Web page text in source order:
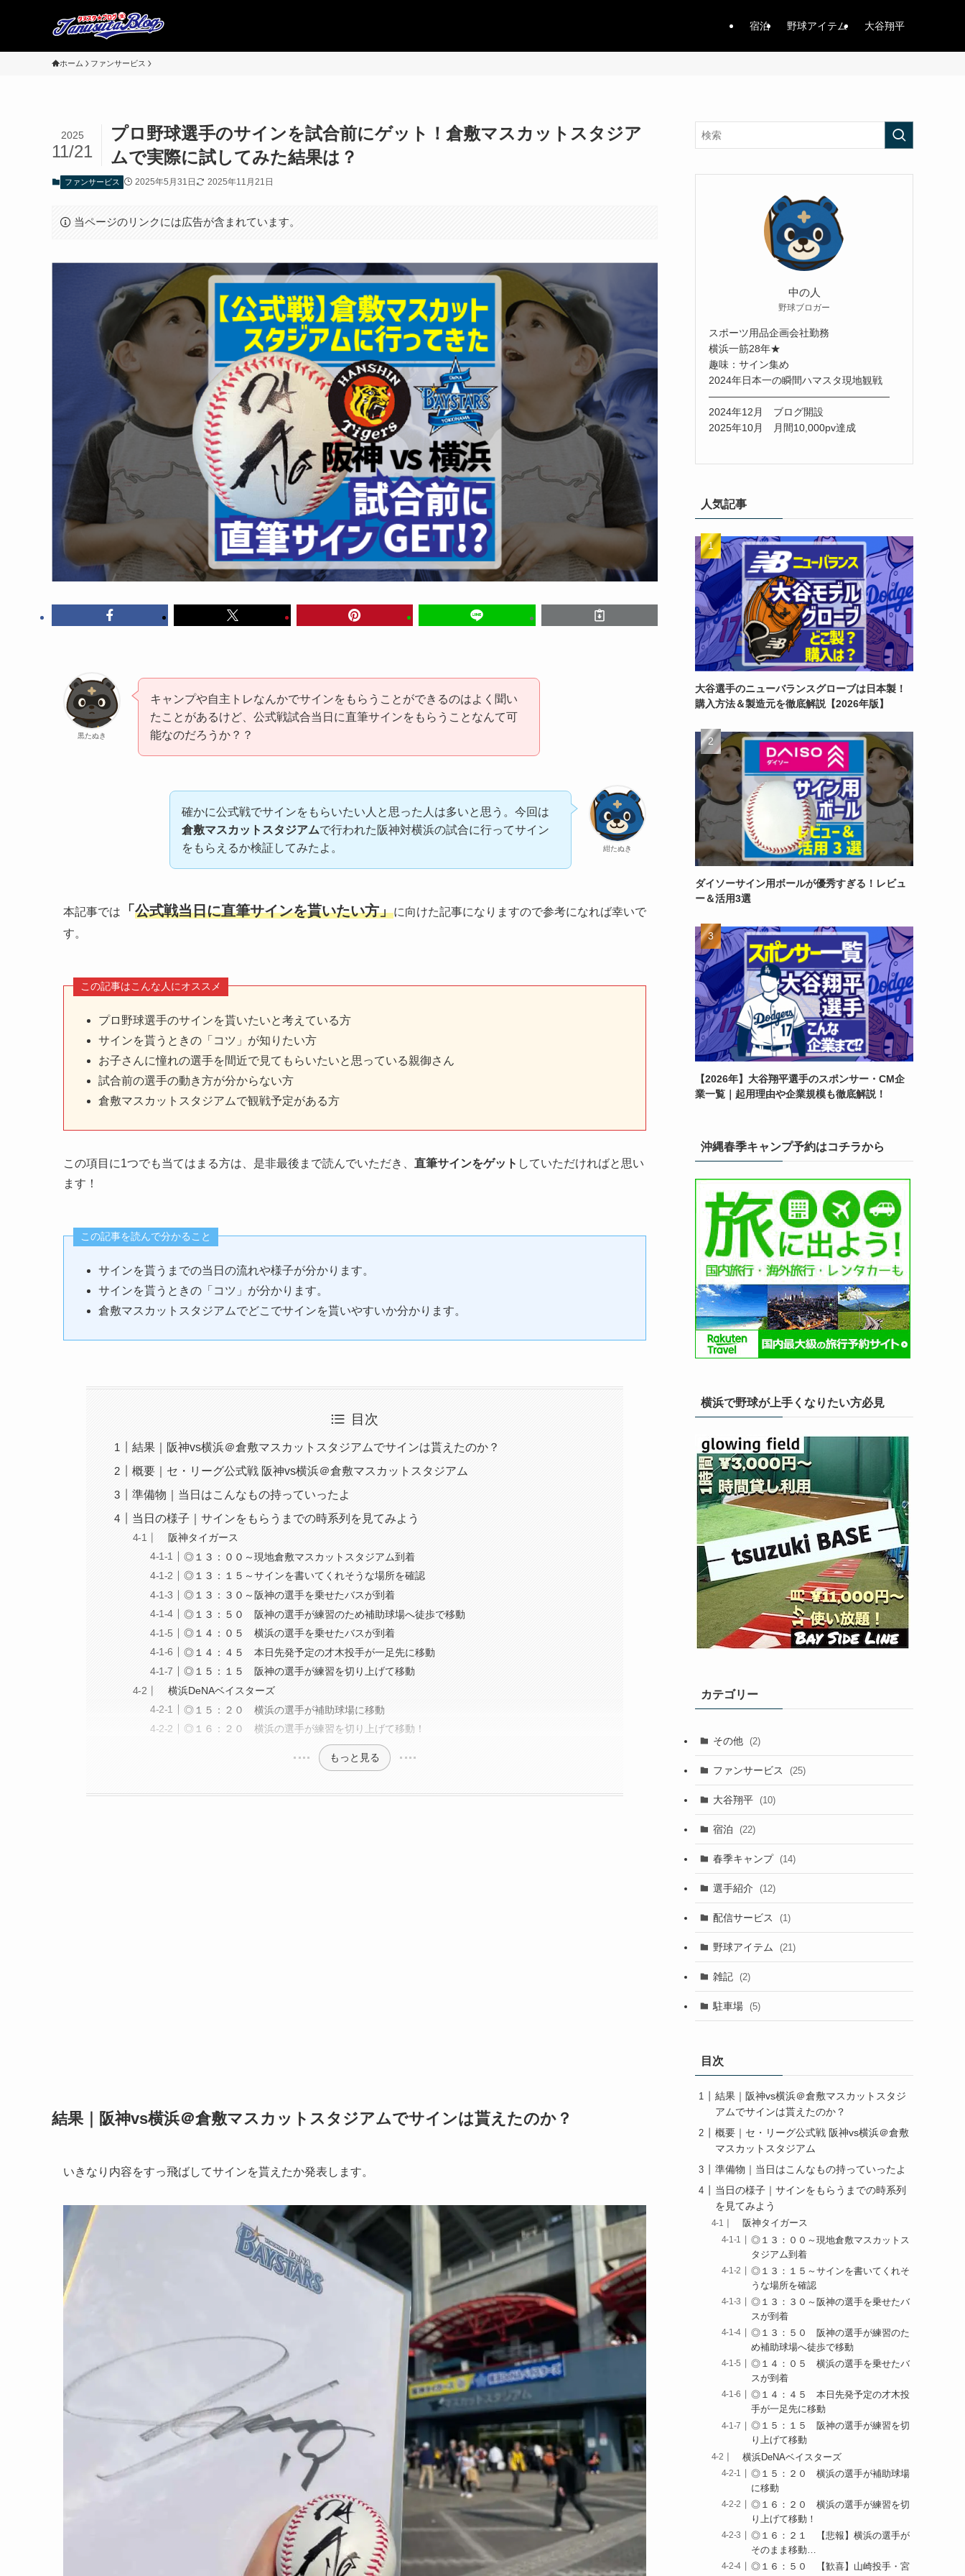
宿泊 野球アイテム 大谷翔平
ホーム ファンサービス
プロ野球選手のサインを試合前にゲット！倉敷マスカットスタジア
ムで実際に試してみた結果は？
2025
11/21
ファンサービス 2025年5月31日 2025年11月21日
当ページのリンクには広告が含まれています。
黒たぬき
キャンプや自主トレなんかでサインをもらうことができるのはよく聞い
たことがあるけど、公式戦試合当日に直筆サインをもらうことなんて可
能なのだろうか？？
紺たぬき
確かに公式戦でサインをもらいたい人と思った人は多いと思う。今回は
倉敷マスカットスタジアムで行われた阪神対横浜の試合に行ってサイン
をもらえるか検証してみたよ。
本記事では 「 公式戦当日に直筆サインを貰いたい方」に向けた記事になりますので参考になれば幸いで
す。
この記事はこんな人にオススメ
プロ野球選手のサインを貰いたいと考えている方
サインを貰うときの「コツ」が知りたい方
お子さんに憧れの選手を間近で見てもらいたいと思っている親御さん
試合前の選手の動き方が分からない方
倉敷マスカットスタジアムで観戦予定がある方
この項目に1つでも当てはまる方は、是非最後まで読んでいただき、 直筆サインをゲット していただければと思い
ます！
この記事を読んで分かること
サインを貰うまでの当日の流れや様子が分かります。
サインを貰うときの「コツ」が分かります。
倉敷マスカットスタジアムでどこでサインを貰いやすいか分かります。
目次
結果｜阪神vs横浜＠倉敷マスカットスタジアムでサインは貰えたのか？
概要｜セ・リーグ公式戦 阪神vs横浜＠倉敷マスカットスタジアム
準備物｜当日はこんなもの持っていったよ
当日の様子｜サインをもらうまでの時系列を見てみよう
阪神タイガース
◎１３：００～現地倉敷マスカットスタジアム到着
◎１３：１５～サインを書いてくれそうな場所を確認
◎１３：３０～阪神の選手を乗せたバスが到着
◎１３：５０ 阪神の選手が練習のため補助球場へ徒歩で移動
◎１４：０５ 横浜の選手を乗せたバスが到着
◎１４：４５ 本日先発予定の才木投手が一足先に移動
◎１５：１５ 阪神の選手が練習を切り上げて移動
横浜DeNAベイスターズ
◎１５：２０ 横浜の選手が補助球場に移動
◎１６：２０ 横浜の選手が練習を切り上げて移動！
もっと見る
結果｜阪神vs横浜＠倉敷マスカットスタジアムでサインは貰えたのか？
いきなり内容をすっ飛ばしてサインを貰えたか発表します。
中の人
野球ブロガー
スポーツ用品企画会社勤務
横浜一筋28年★
趣味：サイン集め
2024年日本一の瞬間ハマスタ現地観戦
――――――――――――――――――
2024年12月 ブログ開設
2025年10月 月間10,000pv達成
人気記事
大谷選手のニューバランスグローブは日本製！
購入方法＆製造元を徹底解説【2026年版】
ダイソーサイン用ボールが優秀すぎる！レビュ
ー＆活用3選
【2026年】大谷翔平選手のスポンサー・CM企
業一覧｜起用理由や企業規模も徹底解説！
沖縄春季キャンプ予約はコチラから
横浜で野球が上手くなりたい方必見
カテゴリー
その他 (2)
ファンサービス (25)
大谷翔平 (10)
宿泊 (22)
春季キャンプ (14)
選手紹介 (12)
配信サービス (1)
野球アイテム (21)
雑記 (2)
駐車場 (5)
目次
結果｜阪神vs横浜＠倉敷マスカットスタジ
アムでサインは貰えたのか？
概要｜セ・リーグ公式戦 阪神vs横浜＠倉敷
マスカットスタジアム
準備物｜当日はこんなもの持っていったよ
当日の様子｜サインをもらうまでの時系列
を見てみよう
阪神タイガース
◎１３：００～現地倉敷マスカットス
タジアム到着
◎１３：１５～サインを書いてくれそ
うな場所を確認
◎１３：３０～阪神の選手を乗せたバ
スが到着
◎１３：５０ 阪神の選手が練習のた
め補助球場へ徒歩で移動
◎１４：０５ 横浜の選手を乗せたバ
スが到着
◎１４：４５ 本日先発予定の才木投
手が一足先に移動
◎１５：１５ 阪神の選手が練習を切
り上げて移動
横浜DeNAベイスターズ
◎１５：２０ 横浜の選手が補助球場
に移動
◎１６：２０ 横浜の選手が練習を切
り上げて移動！
◎１６：２１ 【悲報】横浜の選手が
そのまま移動…
◎１６：５０ 【歓喜】山崎投手・宮